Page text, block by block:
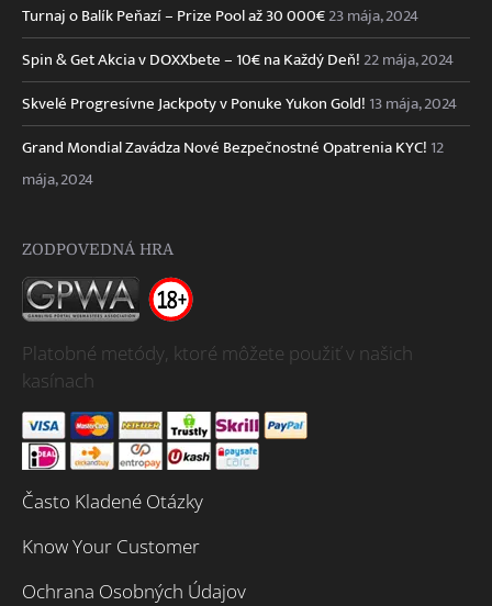
Turnaj o Balík Peňazí – Prize Pool až 30 000€23 mája, 2024
Spin & Get Akcia v DOXXbete – 10€ na Každý Deň!22 mája, 2024
Skvelé Progresívne Jackpoty v Ponuke Yukon Gold! 13 mája, 2024
Grand Mondial Zavádza Nové Bezpečnostné Opatrenia KYC! 12
mája, 2024
ZODPOVEDNÁ HRA
Platobné metódy, ktoré môžete použiť v našich
kasínach
Často Kladené Otázky
Know Your Customer
Ochrana Osobných Údajov